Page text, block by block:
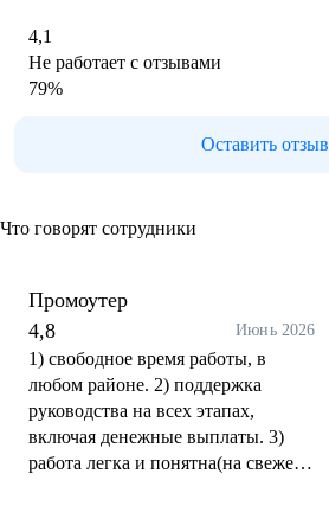
4,1
Не работает с отзывами
79%
Оставить отзыв
Что говорят сотрудники
Промоутер
4,8
Июнь 2026
1) свободное время работы, в
любом районе. 2) поддержка
руководства на всех этапах,
включая денежные выплаты. 3)
работа легка и понятна(на свежем